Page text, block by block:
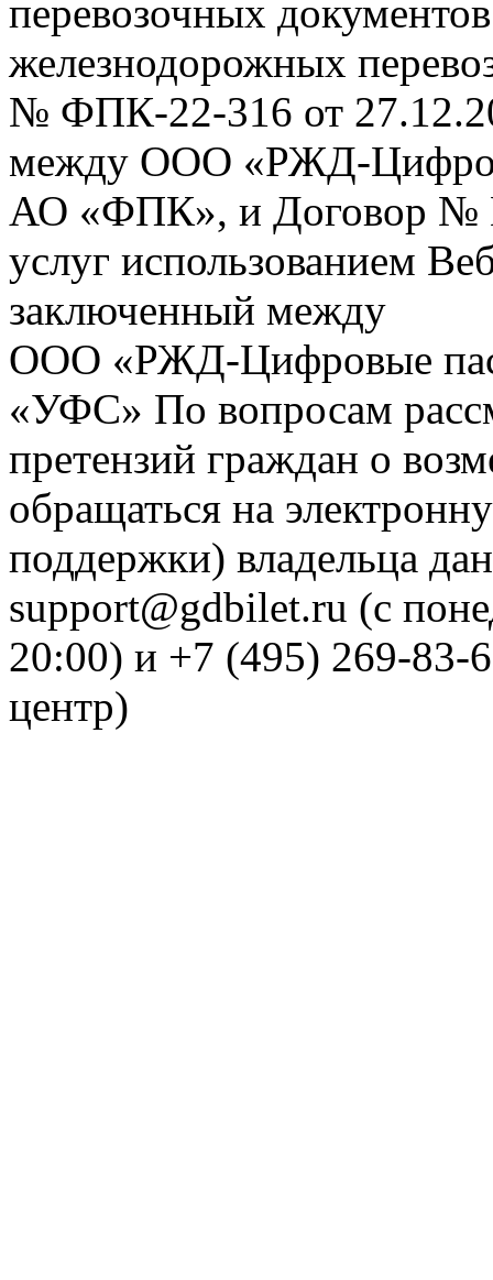
перевозочных
железнодорожных
№ ФПК-22-316 от
между ООО «РЖД-
АО «ФПК», и Договор №
услуг использованием
заключенный между
ООО «РЖД-Цифровые
«УФС» По вопросам
претензий граждан о
обращаться на
поддержки) владельца
support@gdbilet.ru (с
20:00) и +7 (495) 269-83-
центр)